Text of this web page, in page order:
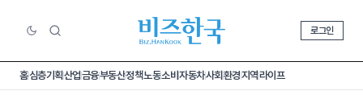
로그인
홈심층기획산업금융부동산정책노동소비 자동차사회환경지역라이프